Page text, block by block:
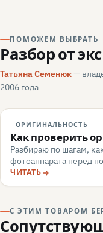
ПОМОЖЕМ ВЫБРАТЬ
Разбор от
Татьяна Семенюк—
2006 года
ОРИГИНАЛЬНОСТЬ
Как проверить
Разбираю по шагам,
фотоаппарата перед
камеры, маркировка,
говорят о подделке
ЧИТАТЬ
С ЭТИМ ТОВАРОМ